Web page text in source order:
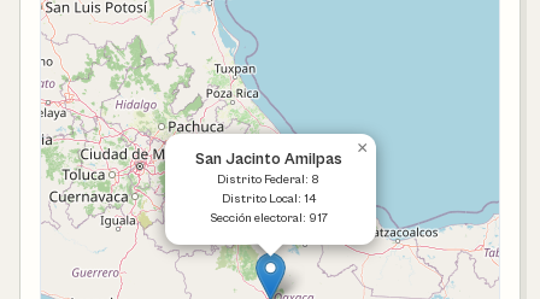
San Jacinto Amilpas
Distrito Federal: 8
Distrito Local: 14
Sección electoral: 917
×